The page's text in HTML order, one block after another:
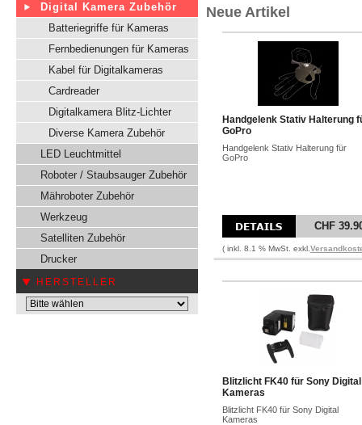
Digital Kamera Zubehör
Batteriegriffe für Kameras
Fernbedienungen für Kameras
Kabel für Digitalkameras
Cardreader
Digitalkamera Blitz-Lichter
Diverse Kamera Zubehör
LED Leuchtmittel
Roboter / Staubsauger Zubehör
Mähroboter Zubehör
Werkzeug
Satelliten Zubehör
Drucker
HERSTELLER
Neue Artikel
Handgelenk Stativ Halterung
GoPro
Handgelenk Stativ Halterung für
GoPro
CHF
( inkl. 8.1 % MwSt. exkl.
Blitzlicht FK40 für Sony Digital
Kameras
Blitzlicht FK40 für Sony Digital
Kameras